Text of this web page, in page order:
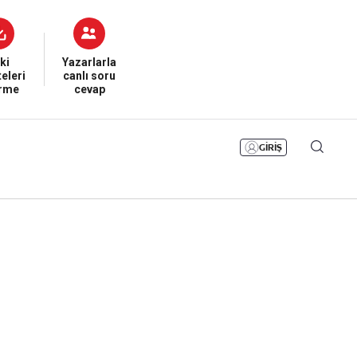
Yazarlarla
canlı soru
cevap
GİRİŞ
Namaz Vakitleri
Sesli Yayınlar